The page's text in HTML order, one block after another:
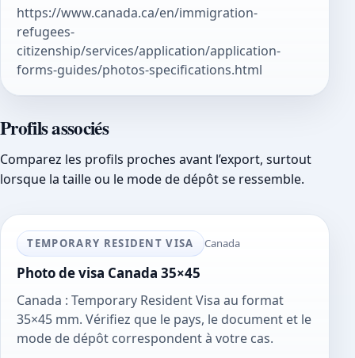
https://www.canada.ca/en/immigration-
refugees-
citizenship/services/application/application-
forms-guides/photos-specifications.html
Profils associés
Comparez les profils proches avant l’export, surtout
lorsque la taille ou le mode de dépôt se ressemble.
TEMPORARY RESIDENT VISA Canada
Photo de visa Canada 35×45
Canada : Temporary Resident Visa au format
35×45 mm. Vérifiez que le pays, le document et le
mode de dépôt correspondent à votre cas.